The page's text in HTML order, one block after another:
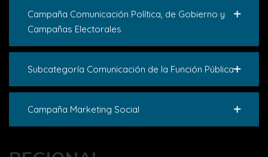
Campaña Comunicación Política, de Gobierno y
Campañas Electorales
Subcategoría Comunicación de la Función Pública
Campaña Marketing Social